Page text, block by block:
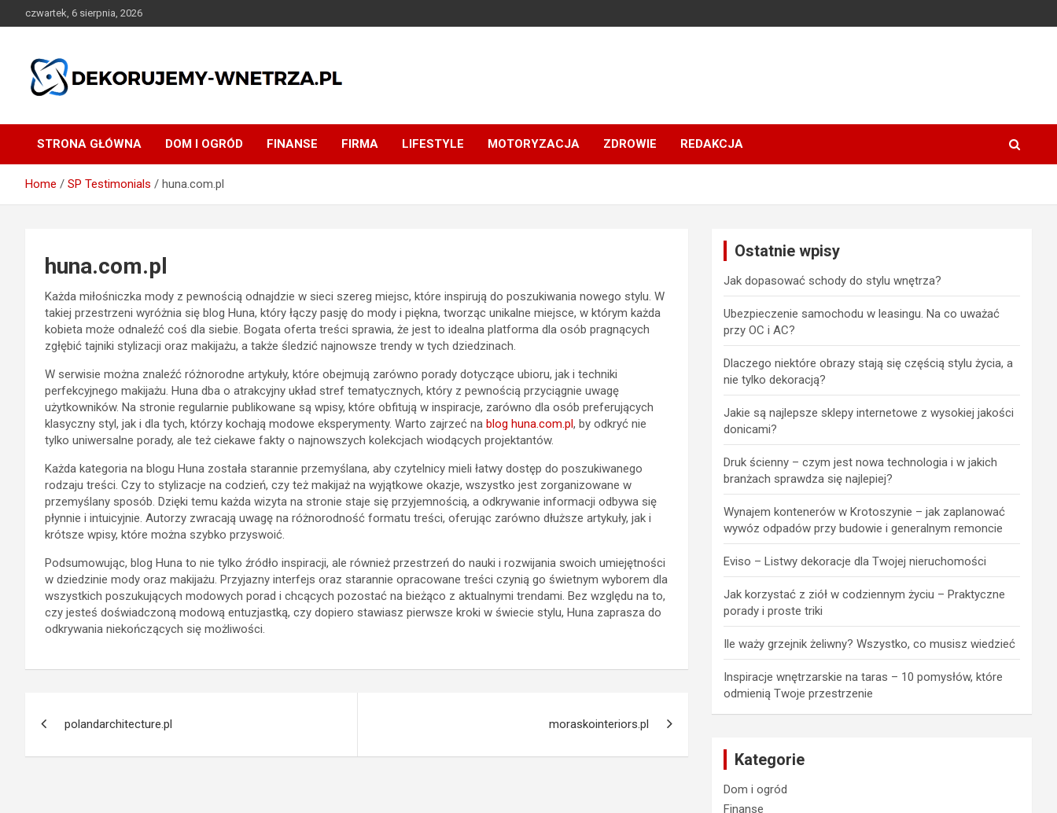
to
czwartek, 6 sierpnia, 2026
dekorujemy-wnetrza.pl
STRONA GŁÓWNA DOM I OGRÓD FINANSE FIRMA LIFESTYLE MOTORYZACJA ZDROWIE REDAKCJA
Home SP Testimonials huna.com.pl
huna.com.pl
Każda miłośniczka mody z pewnością odnajdzie w sieci szereg miejsc, które inspirują do poszukiwania nowego stylu. W
takiej przestrzeni wyróżnia się blog Huna, który łączy pasję do mody i piękna, tworząc unikalne miejsce, w którym każda
kobieta może odnaleźć coś dla siebie. Bogata oferta treści sprawia, że jest to idealna platforma dla osób pragnących
zgłębić tajniki stylizacji oraz makijażu, a także śledzić najnowsze trendy w tych dziedzinach.
W serwisie można znaleźć różnorodne artykuły, które obejmują zarówno porady dotyczące ubioru, jak i techniki
perfekcyjnego makijażu. Huna dba o atrakcyjny układ stref tematycznych, który z pewnością przyciągnie uwagę
użytkowników. Na stronie regularnie publikowane są wpisy, które obfitują w inspiracje, zarówno dla osób preferujących
klasyczny styl, jak i dla tych, którzy kochają modowe eksperymenty. Warto zajrzeć na blog huna.com.pl, by odkryć nie
tylko uniwersalne porady, ale też ciekawe fakty o najnowszych kolekcjach wiodących projektantów.
Każda kategoria na blogu Huna została starannie przemyślana, aby czytelnicy mieli łatwy dostęp do poszukiwanego
rodzaju treści. Czy to stylizacje na codzień, czy też makijaż na wyjątkowe okazje, wszystko jest zorganizowane w
przemyślany sposób. Dzięki temu każda wizyta na stronie staje się przyjemnością, a odkrywanie informacji odbywa się
płynnie i intuicyjnie. Autorzy zwracają uwagę na różnorodność formatu treści, oferując zarówno dłuższe artykuły, jak i
krótsze wpisy, które można szybko przyswoić.
Podsumowując, blog Huna to nie tylko źródło inspiracji, ale również przestrzeń do nauki i rozwijania swoich umiejętności
w dziedzinie mody oraz makijażu. Przyjazny interfejs oraz starannie opracowane treści czynią go świetnym wyborem dla
wszystkich poszukujących modowych porad i chcących pozostać na bieżąco z aktualnymi trendami. Bez względu na to,
czy jesteś doświadczoną modową entuzjastką, czy dopiero stawiasz pierwsze kroki w świecie stylu, Huna zaprasza do
odkrywania niekończących się możliwości.
wpisu
polandarchitecture.pl moraskointeriors.pl
Ostatnie wpisy
Jak dopasować schody do stylu wnętrza?
Ubezpieczenie samochodu w leasingu. Na co uważać
przy OC i AC?
Dlaczego niektóre obrazy stają się częścią stylu życia, a
nie tylko dekoracją?
Jakie są najlepsze sklepy internetowe z wysokiej jakości
donicami?
Druk ścienny – czym jest nowa technologia i w jakich
branżach sprawdza się najlepiej?
Wynajem kontenerów w Krotoszynie – jak zaplanować
wywóz odpadów przy budowie i generalnym remoncie
Eviso – Listwy dekoracje dla Twojej nieruchomości
Jak korzystać z ziół w codziennym życiu – Praktyczne
porady i proste triki
Ile waży grzejnik żeliwny? Wszystko, co musisz wiedzieć
Inspiracje wnętrzarskie na taras – 10 pomysłów, które
odmienią Twoje przestrzenie
Kategorie
Dom i ogród
Finanse